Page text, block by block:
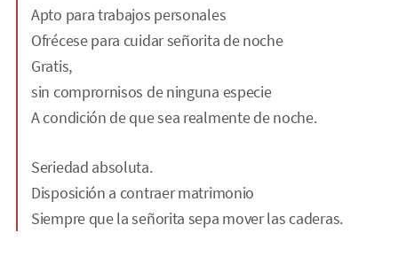
Apto para trabajos personales
Ofrécese para cuidar señorita de noche
Gratis,
sin comprornisos de ninguna especie
A condición de que sea realmente de noche.
Seriedad absoluta.
Disposición a contraer matrimonio
Siempre que la señorita sepa mover las caderas.